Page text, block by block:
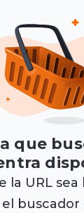
que
la URL
buscador